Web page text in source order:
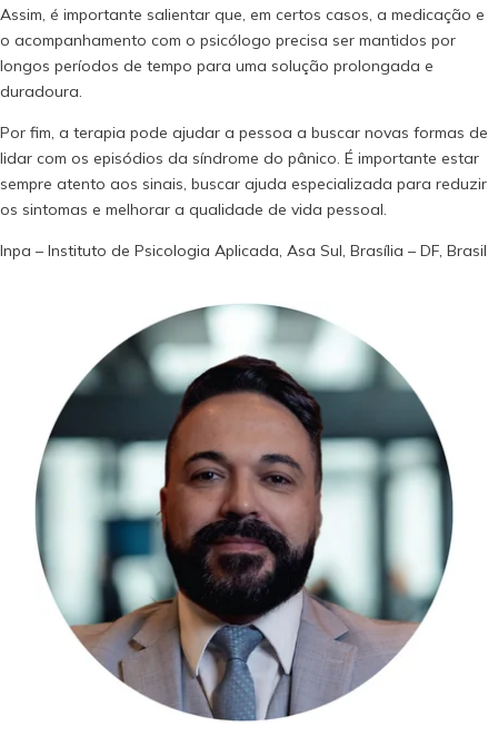
Assim, é importante salientar que, em certos casos, a medicação e
o acompanhamento com o psicólogo precisa ser mantidos por
longos períodos de tempo para uma solução prolongada e
duradoura.
Por fim, a terapia pode ajudar a pessoa a buscar novas formas de
lidar com os episódios da síndrome do pânico. É importante estar
sempre atento aos sinais, buscar ajuda especializada para reduzir
os sintomas e melhorar a qualidade de vida pessoal.
Inpa – Instituto de Psicologia Aplicada, Asa Sul, Brasília – DF, Brasil